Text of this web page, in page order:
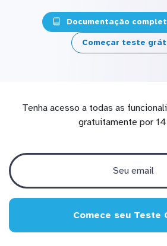
Documentação
Começar teste
Tenha acesso a todas as
gratuitamente por
Comece seu Teste